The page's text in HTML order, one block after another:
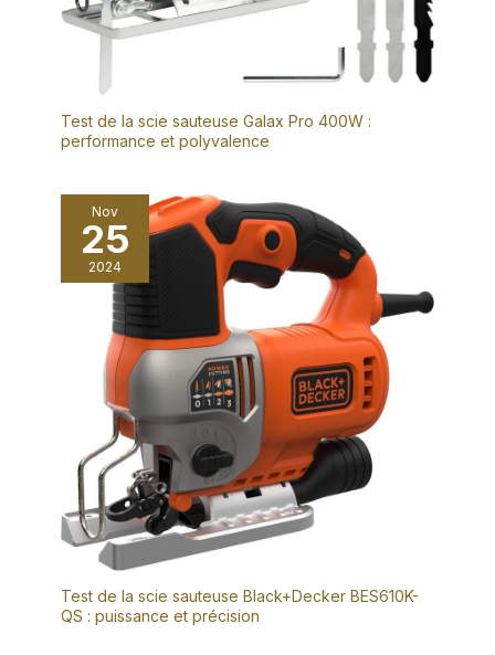
Test de la scie sauteuse Galax Pro 400W :
performance et polyvalence
Nov
25
2024
Test de la scie sauteuse Black+Decker BES610K-
QS : puissance et précision